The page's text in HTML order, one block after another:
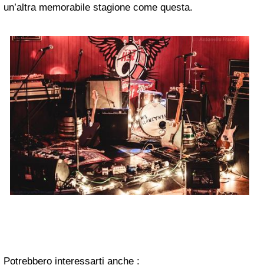
un’altra memorabile stagione come questa.
Potrebbero interessarti anche :